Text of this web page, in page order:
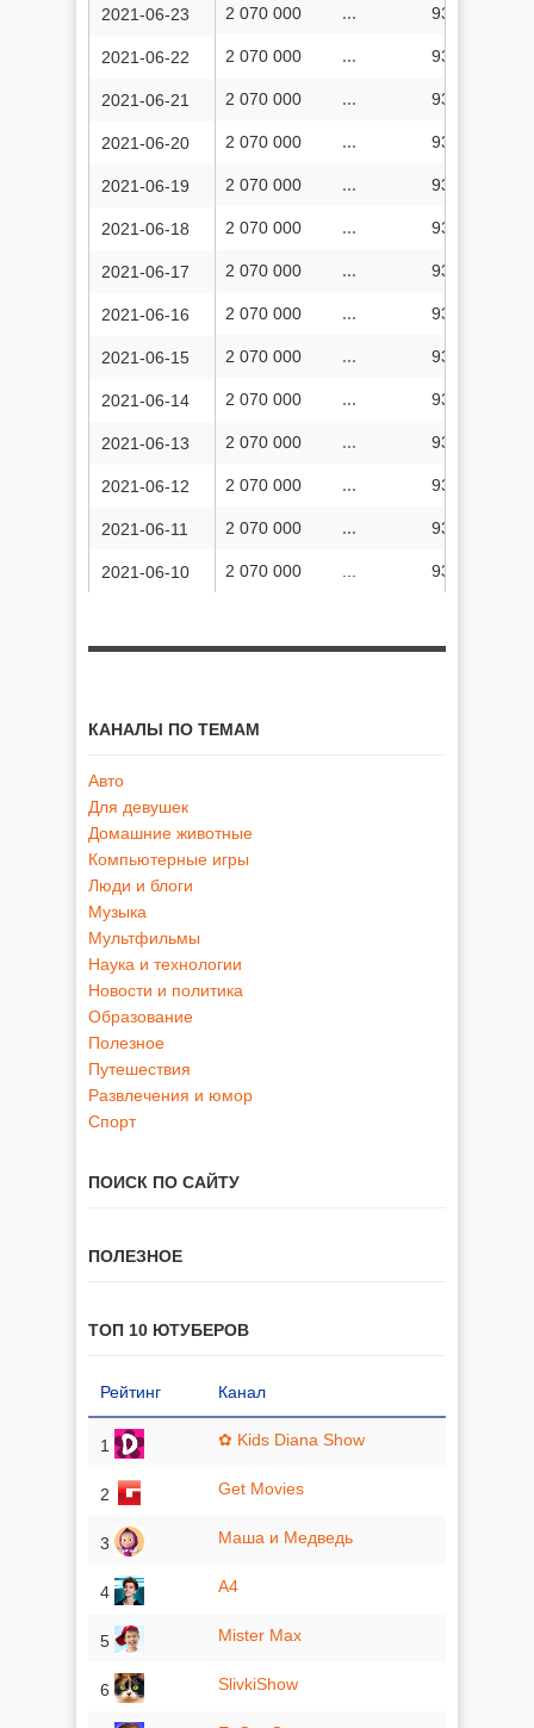
2 070 000 ... 937 673 389
2 070 000 ... 937 222 953
2 070 000 ... 936 610 524
2 070 000 ... 935 954 762
2 070 000 ... 935 565 697
2 070 000 ... 935 051 520
2 070 000 ... 934 609 152
2 070 000 ... 934 016 578
2 070 000 ... 933 344 384
2 070 000 ... 932 756 020
2 070 000 ... 932 180 295
2 070 000 ... 931 836 239
2 070 000 ... 931 344 786
2 070 000 ... 930 867 647
2021-06-23
2021-06-22
2021-06-21
2021-06-20
2021-06-19
2021-06-18
2021-06-17
2021-06-16
2021-06-15
2021-06-14
2021-06-13
2021-06-12
2021-06-11
2021-06-10
КАНАЛЫ ПО ТЕМАМ
Авто
Для девушек
Домашние животные
Компьютерные игры
Люди и блоги
Музыка
Мультфильмы
Наука и технологии
Новости и политика
Образование
Полезное
Путешествия
Развлечения и юмор
Спорт
ПОИСК ПО САЙТУ
ПОЛЕЗНОЕ
ТОП 10 ЮТУБЕРОВ
Рейтинг Канал
1 ✿ Kids Diana Show
2 Get Movies
3 Маша и Медведь
4 A4
5 Mister Max
6 SlivkiShow